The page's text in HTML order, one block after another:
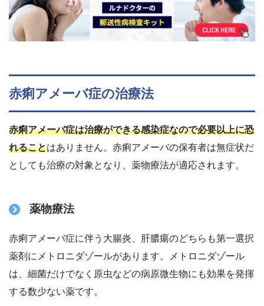
赤痢アメーバ症の治療法
赤痢アメーバ症は治療ができる感染症なので必要以上に恐
れることはありません。赤痢アメーバの保有者は無症状だ
としても治療の対象となり、薬物療法が適応されます。
薬物療法
赤痢アメーバ症に伴う大腸炎、肝膿瘍のどちらも第一選択
薬剤にメトロニダゾールがあります。メトロニダゾール
は、細菌だけでなく原虫などの病原微生物にも効果を発揮
する数少ない薬です。